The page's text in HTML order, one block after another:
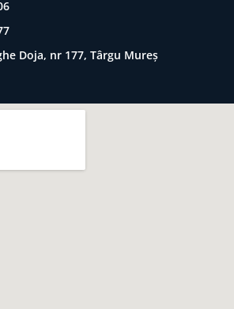
Doja, nr 177, Târgu Mureș